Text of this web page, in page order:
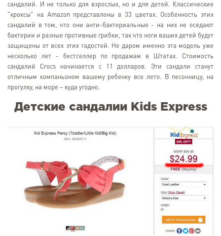
сандалий. И не только для взрослых, но и для детей. Классические
"кроксы" на Amazon представлены в 33 цветах. Особенность этих
сандалий в том, что они анти-бактериальные - на них не оседают
бактерии и разные противные грибки, так что ноги ваших детей будут
защищены от всех этих гадостей. Не даром именно эта модель уже
несколько лет - бестселлер по продажам в Штатах. Стоимость
сандалий Crocs начинается с 11 долларов. Эти сандали станут
отличным компаньоном вашему ребенку все лето. В песочницу, на
прогулку, на море – куда угодно.
Детские сандалии Kids Express